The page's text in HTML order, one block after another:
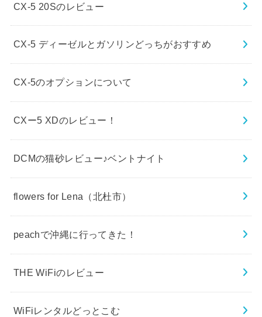
CX-5 20Sのレビュー
CX-5 ディーゼルとガソリンどっちがおすすめ
CX-5のオプションについて
CXー5 XDのレビュー！
DCMの猫砂レビュー♪ベントナイト
flowers for Lena（北杜市）
peachで沖縄に行ってきた！
THE WiFiのレビュー
WiFiレンタルどっとこむ